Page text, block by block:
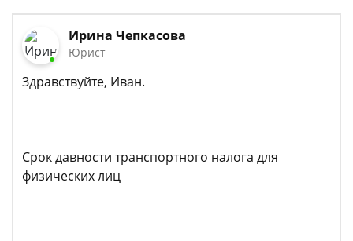
Ирина Чепкасова
Юрист
Здравствуйте, Иван.
Срок давности транспортного налога для
физических лиц